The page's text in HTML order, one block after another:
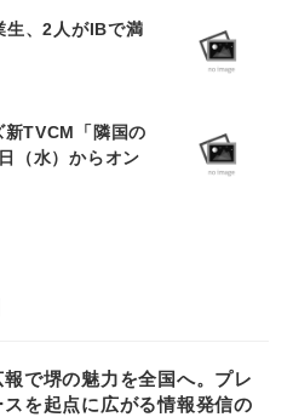
生、2人がIBで満
新TVCM「隣国の
（水）からオン
で堺の魅力を全国へ。プレ
スを起点に広がる情報発信の